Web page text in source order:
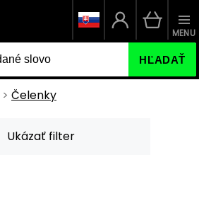
HĽADAŤ
MENU
Čelenky
Ukázať filter